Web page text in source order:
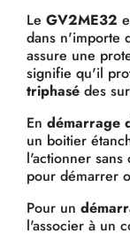
Le GV2ME32
dans n'importe
assure une
signifie qu'il
triphasé des
En démarrage
un boitier
l'actionner
pour démarrer
Pour un
l'associer à un